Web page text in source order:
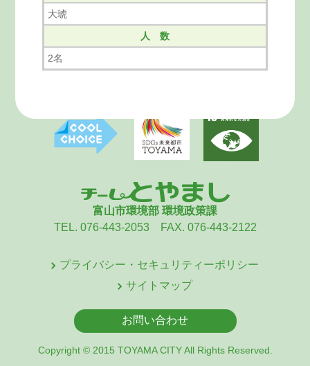
大琥
人 数
2名
富山市環境部 環境政策課
TEL. 076-443-2053 FAX. 076-443-2122
プライバシー・セキュリティーポリシー
サイトマップ
お問い合わせ
Copyright © 2015 TOYAMA CITY All Rights Reserved.